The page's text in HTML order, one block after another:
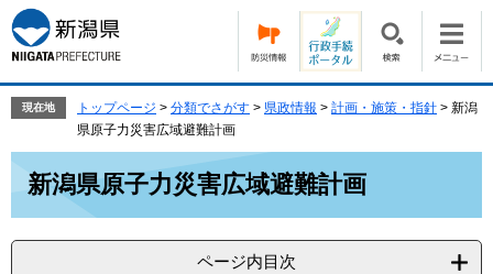
ー
ジ
の
で
す。
ニ
ュ
ー
ば
本
文
現在地 トップページ > 分類でさがす > 県政情報 > 計画・施策・指針 > 新潟
県原子力災害広域避難計画
新潟県原子力災害広域避難計画
ページ内目次